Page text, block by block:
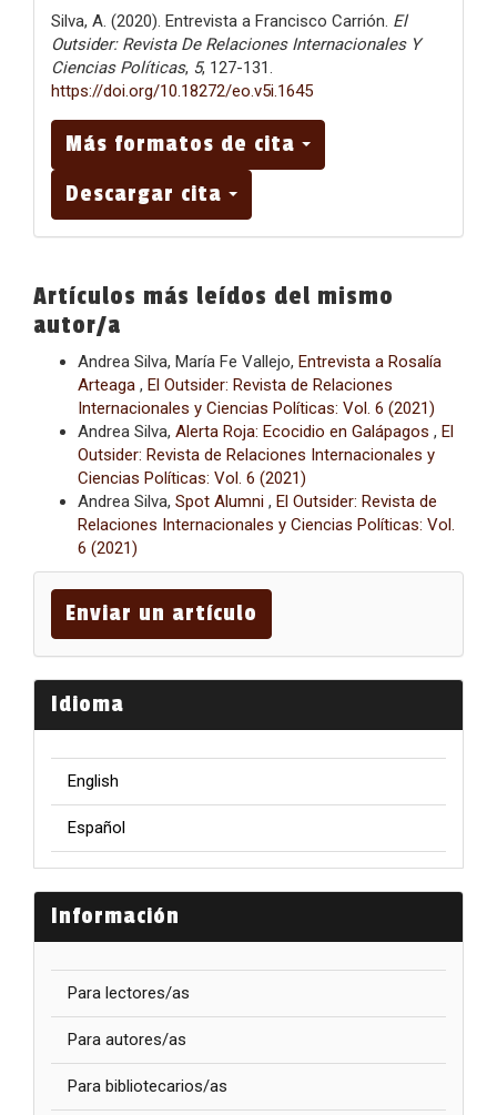
Silva, A. (2020). Entrevista a Francisco Carrión. El
Outsider: Revista De Relaciones Internacionales Y
Ciencias Políticas, 5, 127-131.
https://doi.org/10.18272/eo.v5i.1645
Más formatos de cita
Descargar cita
Artículos más leídos del mismo
autor/a
Andrea Silva, María Fe Vallejo, Entrevista a Rosalía
Arteaga , El Outsider: Revista de Relaciones
Internacionales y Ciencias Políticas: Vol. 6 (2021)
Andrea Silva, Alerta Roja: Ecocidio en Galápagos , El
Outsider: Revista de Relaciones Internacionales y
Ciencias Políticas: Vol. 6 (2021)
Andrea Silva, Spot Alumni , El Outsider: Revista de
Relaciones Internacionales y Ciencias Políticas: Vol.
6 (2021)
Enviar
un
artículo
Enviar un artículo
Idioma
English
Español
Información
Para lectores/as
Para autores/as
Para bibliotecarios/as